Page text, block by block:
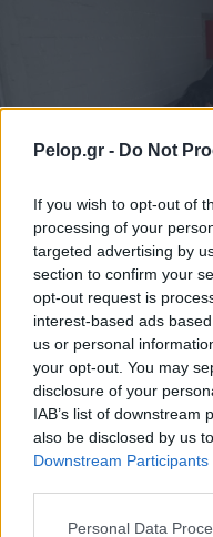
Pelop.gr - Do Not
If you wish to opt-out of
processing of your
targeted advertising by
section to confirm your
opt-out request is
interest-based ads
us or personal
your opt-out. You may
disclosure of your
IAB’s list of downstream
also be disclosed by us
Downstream Participants
Please note that this
Personal Data
Διανομή τροφής για
ΦΩΤΟ